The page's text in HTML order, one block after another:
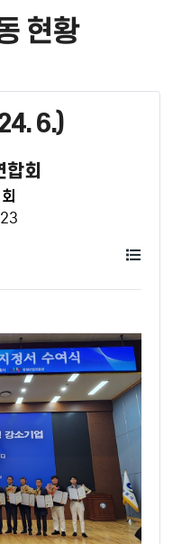
현황
6.)
회